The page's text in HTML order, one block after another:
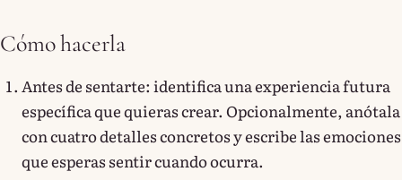
Cómo hacerla
Antes de sentarte: identifica una experiencia futura
específica que quieras crear. Opcionalmente, anótala
con cuatro detalles concretos y escribe las emociones
que esperas sentir cuando ocurra.